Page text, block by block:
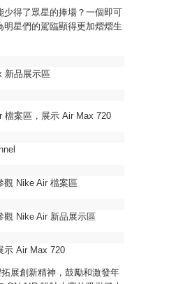
少得了眾星的捧場？一個即可
明星們的駕臨顯得更加熠熠生
新品展示區
檔案區，展示 Air Max 720
Nike Air 檔案區
Nike Air 新品展示區
示 Air Max 720
展創新精神，鼓勵和激發年